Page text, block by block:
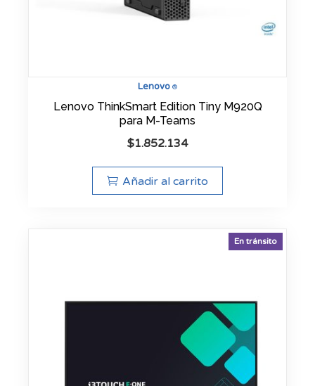
Lenovo ®
Lenovo ThinkSmart Edition Tiny M920Q
para M-Teams
$1.852.134
Añadir al carrito
En tránsito